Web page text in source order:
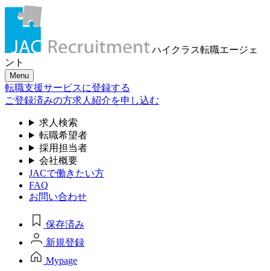
ハイクラス転職エージェ
ント
Menu
転職支援サービスに登録する
ご登録済みの方求人紹介を申し込む
求人検索
転職希望者
採用担当者
会社概要
JACで働きたい方
FAQ
お問い合わせ
保存済み
新規登録
Mypage